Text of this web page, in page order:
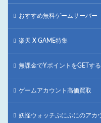
おすすめ無料ゲームサーバー
楽天 X GAME特集
無課金でYポイントをGETす
ゲームアカウント高価買取
妖怪ウォッチぷにぷにのアカ